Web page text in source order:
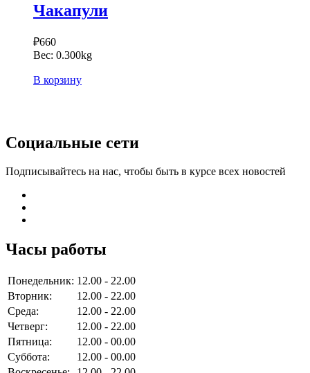
Чакапули
₽660
Вес: 0.300kg
В корзину
Социальные сети
Подписывайтесь на нас, чтобы быть в курсе всех новостей
Часы работы
Понедельник: 12.00 - 22.00
Вторник:
12.00 - 22.00
Среда:
12.00 - 22.00
Четверг:
12.00 - 22.00
Пятница:
12.00 - 00.00
Суббота:
12.00 - 00.00